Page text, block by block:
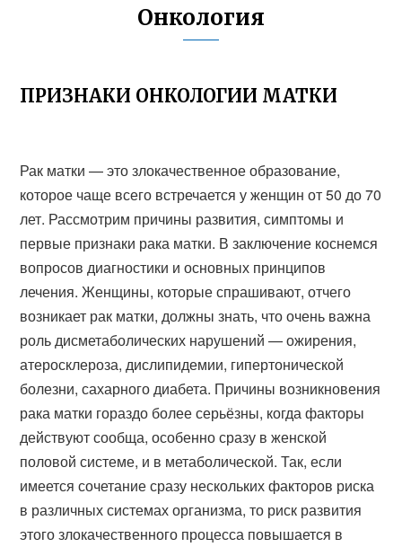
Онкология
ПРИЗНАКИ ОНКОЛОГИИ МАТКИ
Рак матки — это злокачественное образование,
которое чаще всего встречается у женщин от 50 до 70
лет. Рассмотрим причины развития, симптомы и
первые признаки рака матки. В заключение коснемся
вопросов диагностики и основных принципов
лечения. Женщины, которые спрашивают, отчего
возникает рак матки, должны знать, что очень важна
роль дисметаболических нарушений — ожирения,
атеросклероза, дислипидемии, гипертонической
болезни, сахарного диабета. Причины возникновения
рака матки гораздо более серьёзны, когда факторы
действуют сообща, особенно сразу в женской
половой системе, и в метаболической. Так, если
имеется сочетание сразу нескольких факторов риска
в различных системах организма, то риск развития
этого злокачественного процесса повышается в